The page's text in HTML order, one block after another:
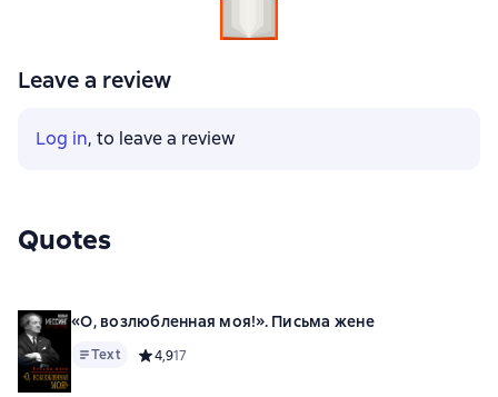
Leave a review
Log in, to leave a review
Quotes
«О, возлюбленная моя!». Письма жене
Text Средний рейтинг 4,9 на основе 17 оценок
4,917